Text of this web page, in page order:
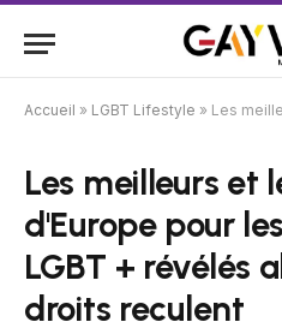
Accueil » LGBT Lifestyle » Les meilleurs et les
Les meilleurs et
d'Europe pour
LGBT + révélés
droits reculent